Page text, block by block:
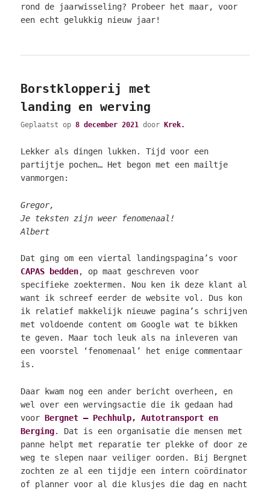
rond de jaarwisseling? Probeer het maar, voor
een echt gelukkig nieuw jaar!
Borstklopperij met
landing en werving
Geplaatst op8 december 2021 doorKrek.
Lekker als dingen lukken. Tijd voor een
partijtje pochen… Het begon met een mailtje
vanmorgen:
Gregor,
Je teksten zijn weer fenomenaal!
Albert
Dat ging om een viertal landingspagina’s voor
CAPAS bedden, op maat geschreven voor
specifieke zoektermen. Nou ken ik deze klant al
want ik schreef eerder de website vol. Dus kon
ik relatief makkelijk nieuwe pagina’s schrijven
met voldoende content om Google wat te bikken
te geven. Maar toch leuk als na inleveren van
een voorstel ‘fenomenaal’ het enige commentaar
is.
Daar kwam nog een ander bericht overheen, en
wel over een wervingsactie die ik gedaan had
voorBergnet – Pechhulp, Autotransport en
Berging. Dat is een organisatie die mensen met
panne helpt met reparatie ter plekke of door ze
weg te slepen naar veiliger oorden. Bij Bergnet
zochten ze al een tijdje een intern coördinator
of planner voor al die klusjes die dag en nacht